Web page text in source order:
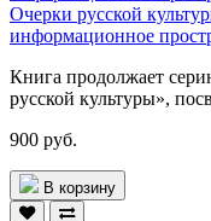
Очерки русской
информационное
Книга продолжает
русской культуры»,
900 руб.
В корзину